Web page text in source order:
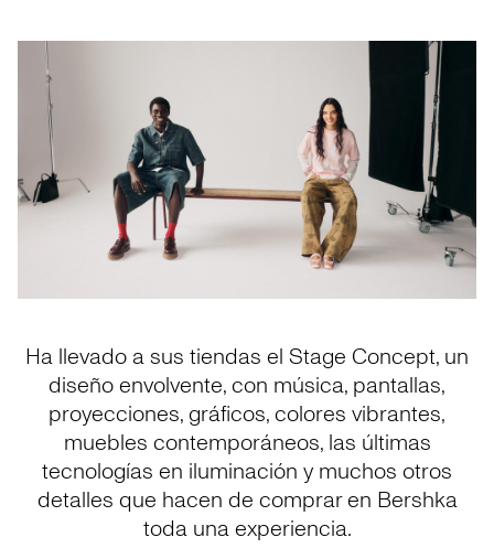
Ha llevado a sus tiendas el Stage Concept, un
diseño envolvente, con música, pantallas,
proyecciones, gráficos, colores vibrantes,
muebles contemporáneos, las últimas
tecnologías en iluminación y muchos otros
detalles que hacen de comprar en Bershka
toda una experiencia.